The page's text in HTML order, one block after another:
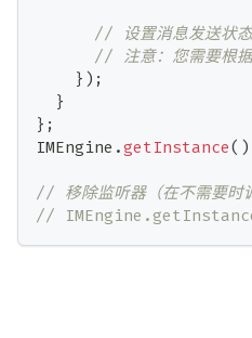
// 设置消息发送状
// 注意：您需要根
} ) ;
}
} ;
IMEngine .getInstance( )
// 移除监听器（在不需要时
//